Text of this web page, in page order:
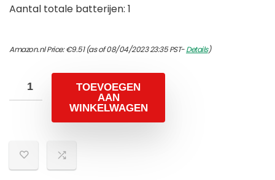
Aantal totale batterijen: 1
Amazon.nl Price:€9.51(as of 08/04/2023 23:35 PST-Details)
TOEVOEGEN
AAN
WINKELWAGEN